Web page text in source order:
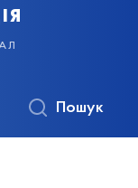
Пошук